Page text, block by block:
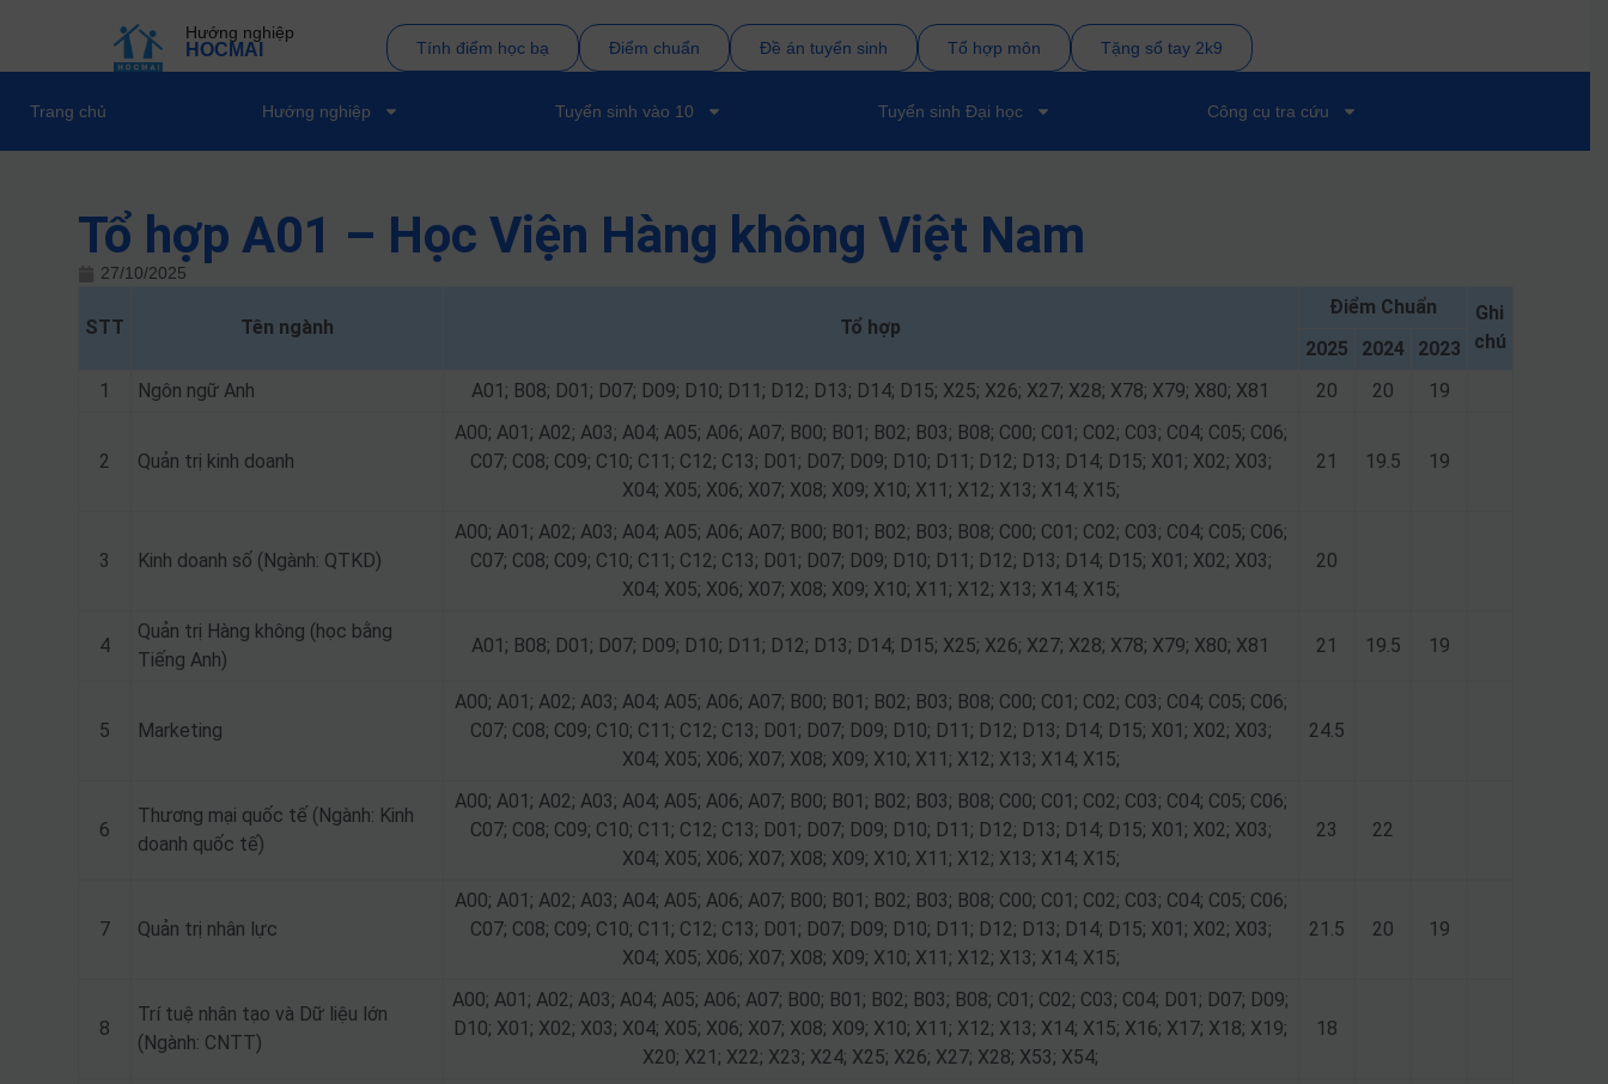
Hướng nghiệp
HOCMAI Tính điểm học bạ Điểm chuẩn Đề án tuyển sinh Tổ hợp môn Tặng sổ tay 2k9
Trang chủ Hướng nghiệp Tuyển sinh vào 10 Tuyển sinh Đại học Công cụ tra cứu
Tổ hợp A01 – Học Viện Hàng không Việt Nam
27/10/2025
STT Tên ngành Tổ hợp
Điểm Chuẩn
Ghi
chú
2025 2024
2023
1
Ngôn ngữ Anh A01; B08; D01; D07; D09; D10; D11; D12; D13; D14; D15; X25; X26; X27; X28; X78; X79; X80; X81 20 20 19
2 Quản trị kinh doanh
A00; A01; A02; A03; A04; A05; A06; A07; B00; B01; B02; B03; B08; C00; C01; C02; C03; C04; C05; C06;
C07; C08; C09; C10; C11; C12; C13; D01; D07; D09; D10; D11; D12; D13; D14; D15; X01; X02; X03;
X04; X05; X06; X07; X08; X09; X10; X11; X12; X13; X14; X15;
21 19.5 19
3 Kinh doanh số (Ngành: QTKD)
A00; A01; A02; A03; A04; A05; A06; A07; B00; B01; B02; B03; B08; C00; C01; C02; C03; C04; C05; C06;
C07; C08; C09; C10; C11; C12; C13; D01; D07; D09; D10; D11; D12; D13; D14; D15; X01; X02; X03;
X04; X05; X06; X07; X08; X09; X10; X11; X12; X13; X14; X15;
20
4
Quản trị Hàng không (học bằng
Tiếng Anh)
A01; B08; D01; D07; D09; D10; D11; D12; D13; D14; D15; X25; X26; X27; X28; X78; X79; X80; X81 21 19.5 19
5 Marketing
A00; A01; A02; A03; A04; A05; A06; A07; B00; B01; B02; B03; B08; C00; C01; C02; C03; C04; C05; C06;
C07; C08; C09; C10; C11; C12; C13; D01; D07; D09; D10; D11; D12; D13; D14; D15; X01; X02; X03;
X04; X05; X06; X07; X08; X09; X10; X11; X12; X13; X14; X15;
24.5
6
Thương mại quốc tế (Ngành: Kinh
doanh quốc tế)
A00; A01; A02; A03; A04; A05; A06; A07; B00; B01; B02; B03; B08; C00; C01; C02; C03; C04; C05; C06;
C07; C08; C09; C10; C11; C12; C13; D01; D07; D09; D10; D11; D12; D13; D14; D15; X01; X02; X03;
X04; X05; X06; X07; X08; X09; X10; X11; X12; X13; X14; X15;
23 22
7 Quản trị nhân lực
A00; A01; A02; A03; A04; A05; A06; A07; B00; B01; B02; B03; B08; C00; C01; C02; C03; C04; C05; C06;
C07; C08; C09; C10; C11; C12; C13; D01; D07; D09; D10; D11; D12; D13; D14; D15; X01; X02; X03;
X04; X05; X06; X07; X08; X09; X10; X11; X12; X13; X14; X15;
21.5 20 19
8
Trí tuệ nhân tạo và Dữ liệu lớn
(Ngành: CNTT)
A00; A01; A02; A03; A04; A05; A06; A07; B00; B01; B02; B03; B08; C01; C02; C03; C04; D01; D07; D09;
D10; X01; X02; X03; X04; X05; X06; X07; X08; X09; X10; X11; X12; X13; X14; X15; X16; X17; X18; X19;
X20; X21; X22; X23; X24; X25; X26; X27; X28; X53; X54;
18